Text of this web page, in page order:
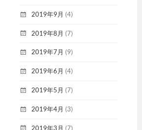
2019年9月 (4)
2019年8月 (7)
2019年7月 (9)
2019年6月 (4)
2019年5月 (7)
2019年4月 (3)
2019年3月 (7)